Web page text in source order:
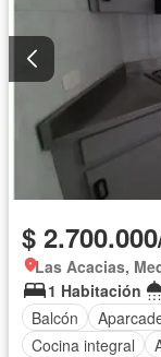
$
Las Acacias,
1 Habitación
Balcón
Cocina integral